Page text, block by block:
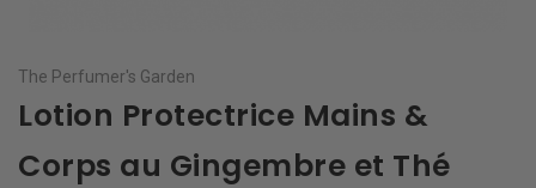
The Perfumer's Garden
Lotion Protectrice Mains &
Corps au Gingembre et Thé